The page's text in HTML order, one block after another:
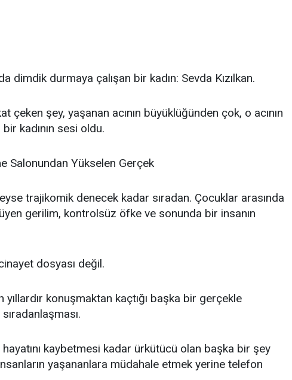
dimdik durmaya çalışan bir kadın: Sevda Kızılkan.
çeken şey, yaşanan acının büyüklüğünden çok, o acının
kadının sesi oldu.
Salonundan Yükselen Gerçek
trajikomik denecek kadar sıradan. Çocuklar arasında
gerilim, kontrolsüz öfke ve sonunda bir insanın
dosyası değil.
yıllardır konuşmaktan kaçtığı başka bir gerçekle
kaybetmesi kadar ürkütücü olan başka bir şey
yaşananlara müdahale etmek yerine telefon